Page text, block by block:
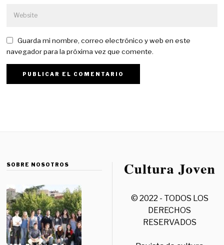
Guarda mi nombre, correo electrónico y web en este
navegador para la próxima vez que comente.
SOBRE NOSOTROS
© 2022 - TODOS LOS
DERECHOS
RESERVADOS